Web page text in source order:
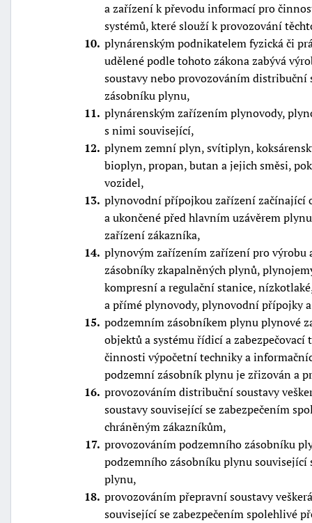
a zařízení k převodu informací pro
systémů, které slouží k provozování
10 plynárenským podnikatelem fyzická či
udělené podle tohoto zákona zabývá
soustavy nebo provozováním
zásobníku plynu,
11 plynárenským zařízením plynovody,
s nimi související,
12 plynem zemní plyn, svítiplyn,
bioplyn, propan, butan a jejich směsi,
vozidel,
13 plynovodní přípojkou zařízení začínající
a ukončené před hlavním uzávěrem
zařízení zákazníka,
14 plynovým zařízením zařízení pro výrobu
zásobníky zkapalněných plynů,
kompresní a regulační stanice,
a přímé plynovody, plynovodní přípojky
15 podzemním zásobníkem plynu plynové
objektů a systému řídicí a
činnosti výpočetní techniky a
podzemní zásobník plynu je zřizován a
16 provozováním distribuční soustavy
soustavy související se zabezpečením
chráněným zákazníkům,
17 provozováním podzemního zásobníku
podzemního zásobníku plynu
plynu,
18 provozováním přepravní soustavy
související se zabezpečením spolehlivé